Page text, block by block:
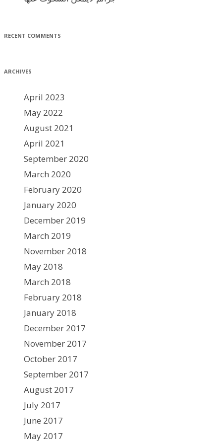
RECENT COMMENTS
ARCHIVES
April 2023
May 2022
August 2021
April 2021
September 2020
March 2020
February 2020
January 2020
December 2019
March 2019
November 2018
May 2018
March 2018
February 2018
January 2018
December 2017
November 2017
October 2017
September 2017
August 2017
July 2017
June 2017
May 2017